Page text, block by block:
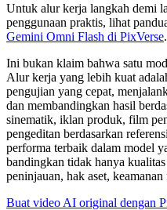
Untuk alur kerja langkah demi
penggunaan praktis, lihat
Gemini Omni Flash di PixVerse.
Ini bukan klaim bahwa satu
Alur kerja yang lebih kuat
pengujian yang cepat,
dan membandingkan hasil
sinematik, iklan produk, film
pengeditan berdasarkan
performa terbaik dalam model
bandingkan tidak hanya
peninjauan, hak aset,
Buat video AI original dengan